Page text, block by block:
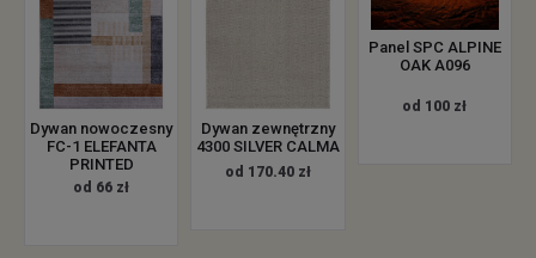
Dywan nowoczesny
FC-1 ELEFANTA
PRINTED
od 66 zł
Dywan zewnętrzny
4300 SILVER CALMA
od 170.40 zł
Panel SPC ALPINE
OAK A096
od 100 zł